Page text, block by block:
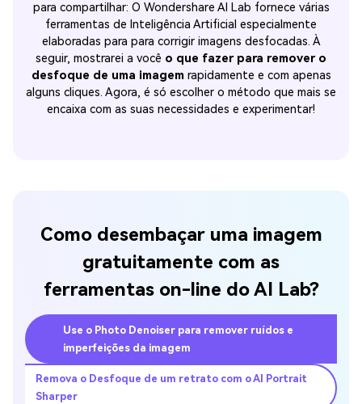
para compartilhar: O Wondershare AI Lab fornece várias
ferramentas de Inteligência Artificial especialmente
elaboradas para para corrigir imagens desfocadas. À
seguir, mostrarei a você o que fazer para remover o
desfoque de uma imagem rapidamente e com apenas
alguns cliques. Agora, é só escolher o método que mais se
encaixa com as suas necessidades e experimentar!
Como desembaçar uma imagem
gratuitamente com as
ferramentas on-line do AI Lab?
Use o Photo Denoiser para remover ruídos e
imperfeições da imagem
Remova o Desfoque de um retrato com o AI Portrait
Sharper